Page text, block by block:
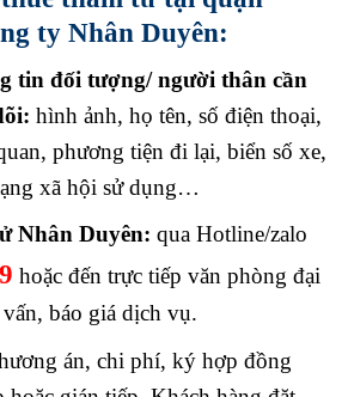
ty Nhân Duyên:
tin đối tượng/ người thân cần
hình ảnh, họ tên, số điện thoại,
phương tiện đi lại, biển số xe,
xã hội sử dụng…
Nhân Duyên: qua Hotline/zalo
hoặc đến trực tiếp văn phòng đại
báo giá dịch vụ.
án, chi phí, ký hợp đồng